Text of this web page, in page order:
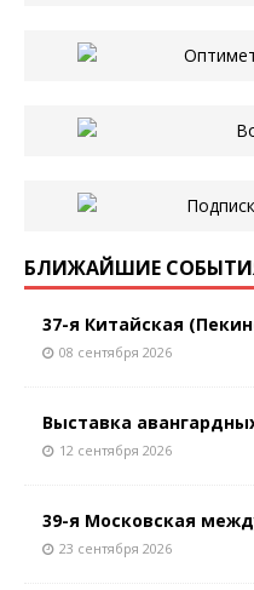
БЛИЖАЙШИЕ
37-я Китайская
08 сентября 2026
Выставка
12 сентября 2026
39-я Московская
23 сентября 2026